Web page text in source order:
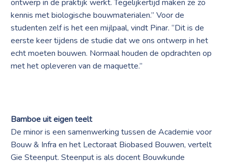
ontwerp in de praktijk werkt. Tegelijkertijd maken ze zo
kennis met biologische bouwmaterialen.” Voor de
studenten zelf is het een mijlpaal, vindt Pinar. “Dit is de
eerste keer tijdens de studie dat we ons ontwerp in het
echt moeten bouwen. Normaal houden de opdrachten op
met het opleveren van de maquette.”
Bamboe uit eigen teelt
De minor is een samenwerking tussen de Academie voor
Bouw & Infra en het Lectoraat Biobased Bouwen, vertelt
Gie Steenput. Steenput is als docent Bouwkunde